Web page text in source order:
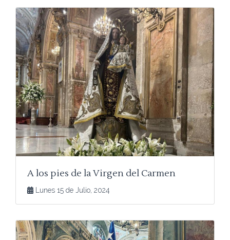
A los pies de la Virgen del Carmen
Lunes 15 de Julio, 2024